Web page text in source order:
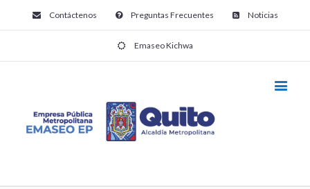
Contáctenos Preguntas Frecuentes Noticias
Emaseo Kichwa